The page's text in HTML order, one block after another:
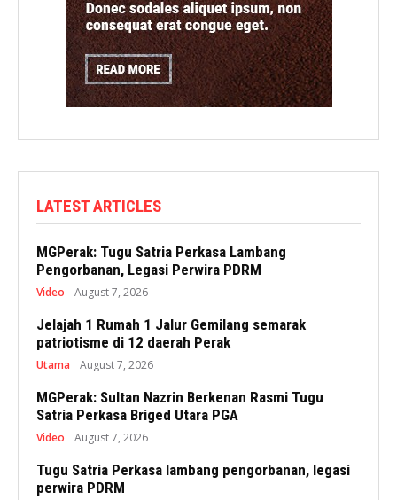
LATEST ARTICLES
MGPerak: Tugu Satria Perkasa Lambang
Pengorbanan, Legasi Perwira PDRM
Video August 7, 2026
Jelajah 1 Rumah 1 Jalur Gemilang semarak
patriotisme di 12 daerah Perak
Utama August 7, 2026
MGPerak: Sultan Nazrin Berkenan Rasmi Tugu
Satria Perkasa Briged Utara PGA
Video August 7, 2026
Tugu Satria Perkasa lambang pengorbanan, legasi
perwira PDRM